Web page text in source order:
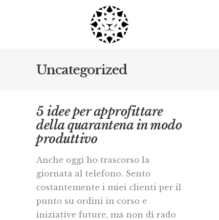
Uncategorized
5 idee per approfittare
della quarantena in modo
produttivo
Anche oggi ho trascorso la
giornata al telefono. Sento
costantemente i miei clienti per il
punto su ordini in corso e
iniziative future, ma non di rado